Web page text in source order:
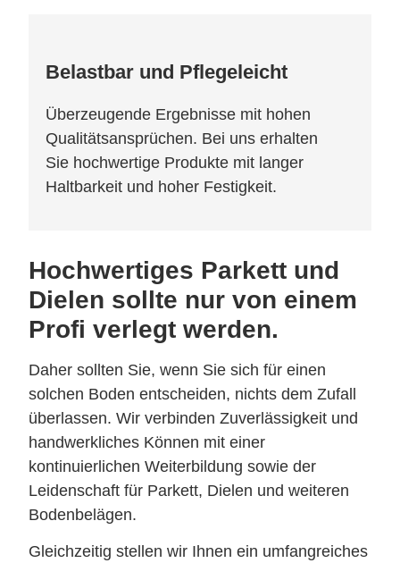
Belastbar und Pflegeleicht
Überzeugende Ergebnisse mit hohen
Qualitätsansprüchen. Bei uns erhalten
Sie hochwertige Produkte mit langer
Haltbarkeit und hoher Festigkeit.
Hochwertiges Parkett und
Dielen sollte nur von einem
Profi verlegt werden.
Daher sollten Sie, wenn Sie sich für einen
solchen Boden entscheiden, nichts dem Zufall
überlassen. Wir verbinden Zuverlässigkeit und
handwerkliches Können mit einer
kontinuierlichen Weiterbildung sowie der
Leidenschaft für Parkett, Dielen und weiteren
Bodenbelägen.
Gleichzeitig stellen wir Ihnen ein umfangreiches